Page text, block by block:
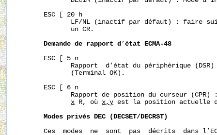
       ESC [ 20 h
LF/NL (inactif par défaut) : faire
              un CR.
Demande de rapport d ’ état
ECMA-48
       ESC [ 5 n
Rapport  d’état du périphérique
              (Terminal OK).
       ESC [ 6 n
Rapport de position du curseur
x R, où x,y est la position actuelle
Modes privés DEC
(DECSET/DECRST)
Ces  modes  ne  sont  pas  décrits  dans